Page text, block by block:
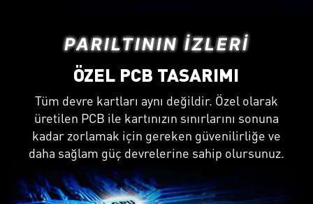
PARILTININ İZLERI
ÖZEL PCB TASARIMI
Tüm devre kartları aynı değildir. Özel olarak
üretilen PCB ile kartınızın sınırlarını sonuna
kadar zorlamak için gereken güvenilirliğe ve
daha sağlam güç devrelerine sahip olursunuz.